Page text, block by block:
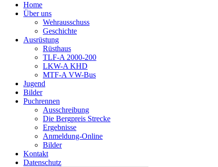
Home
Über uns
Wehrausschuss
Geschichte
Ausrüstung
Rüsthaus
TLF-A 2000-200
LKW-A KHD
MTF-A VW-Bus
Jugend
Bilder
Puchrennen
Ausschreibung
Die Bergpreis Strecke
Ergebnisse
Anmeldung-Online
Bilder
Kontakt
Datenschutz